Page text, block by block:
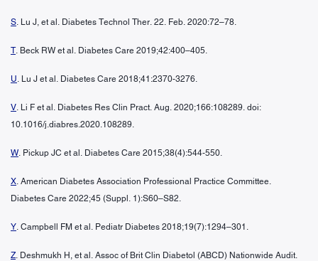
S. Lu J, et al. Diabetes Technol Ther. 22. Feb. 2020:72–78.
T. Beck RW et al. Diabetes Care 2019;42:400–405.
U. Lu J et al. Diabetes Care 2018;41:2370-3276.
V. Li F et al. Diabetes Res Clin Pract. Aug. 2020;166:108289. doi:
10.1016/j.diabres.2020.108289.
W. Pickup JC et al. Diabetes Care 2015;38(4):544-550.
X. American Diabetes Association Professional Practice Committee.
Diabetes Care 2022;45 (Suppl. 1):S60–S82.
Y. Campbell FM et al. Pediatr Diabetes 2018;19(7):1294–301.
Z. Deshmukh H, et al. Assoc of Brit Clin Diabetol (ABCD) Nationwide Audit.